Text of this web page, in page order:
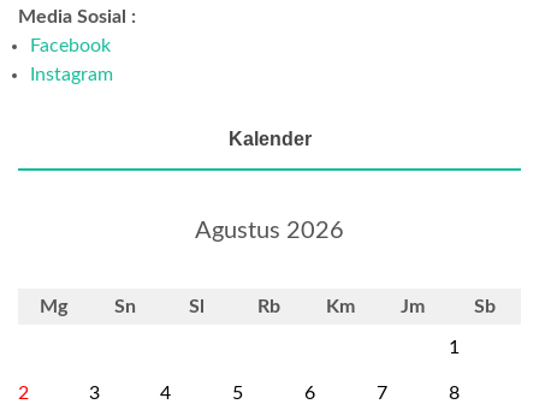
Media Sosial :
Facebook
Instagram
Kalender
Agustus 2026
Mg Sn Sl Rb Km Jm Sb
1
2 3 4 5 6 7 8